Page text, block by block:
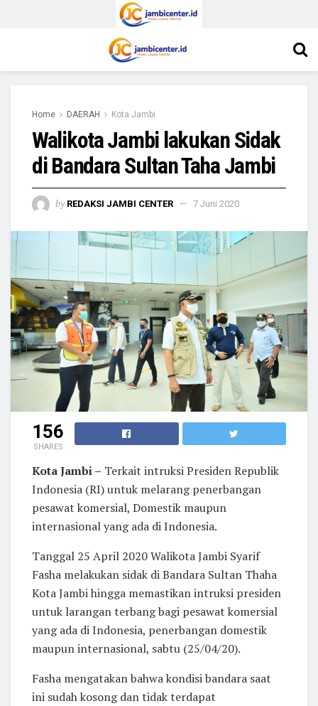
Home DAERAH Kota Jambi
Walikota Jambi lakukan Sidak
di Bandara Sultan Taha Jambi
by REDAKSI JAMBI CENTER 7 Juni 2020
156
SHARES
Kota Jambi – Terkait intruksi Presiden Republik
Indonesia (RI) untuk melarang penerbangan
pesawat komersial, Domestik maupun
internasional yang ada di Indonesia.
Tanggal 25 April 2020 Walikota Jambi Syarif
Fasha melakukan sidak di Bandara Sultan Thaha
Kota Jambi hingga memastikan intruksi presiden
untuk larangan terbang bagi pesawat komersial
yang ada di Indonesia, penerbangan domestik
maupun internasional, sabtu (25/04/20).
Fasha mengatakan bahwa kondisi bandara saat
ini sudah kosong dan tidak terdapat